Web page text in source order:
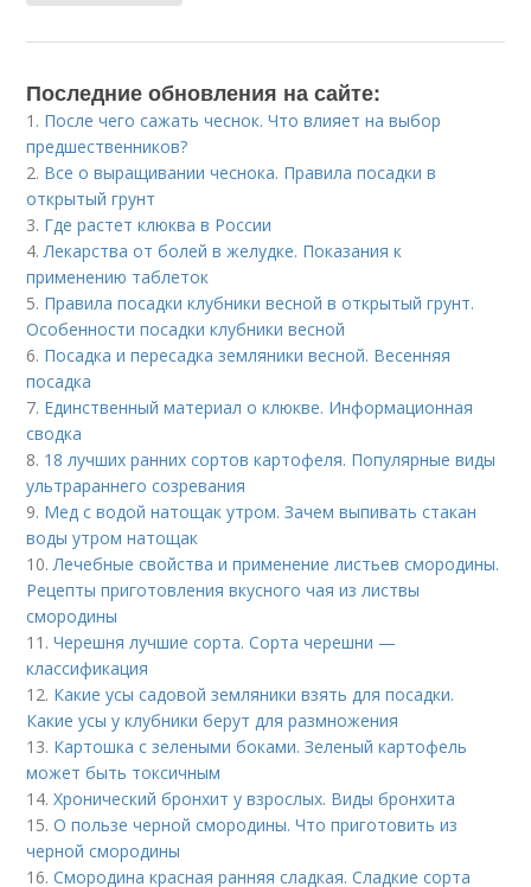
Последние обновления на сайте:
1. После чего сажать чеснок. Что влияет на выбор
предшественников?
2. Все о выращивании чеснока. Правила посадки в
открытый грунт
3. Где растет клюква в России
4. Лекарства от болей в желудке. Показания к
применению таблеток
5. Правила посадки клубники весной в открытый грунт.
Особенности посадки клубники весной
6. Посадка и пересадка земляники весной. Весенняя
посадка
7. Единственный материал о клюкве. Информационная
сводка
8. 18 лучших ранних сортов картофеля. Популярные виды
ультрараннего созревания
9. Мед с водой натощак утром. Зачем выпивать стакан
воды утром натощак
10. Лечебные свойства и применение листьев смородины.
Рецепты приготовления вкусного чая из листвы
смородины
11.Черешня лучшие сорта. Сорта черешни —
классификация
12. Какие усы садовой земляники взять для посадки.
Какие усы у клубники берут для размножения
13. Картошка с зелеными боками. Зеленый картофель
может быть токсичным
14.Хронический бронхит у взрослых. Виды бронхита
15.О пользе черной смородины. Что приготовить из
черной смородины
16.Смородина красная ранняя сладкая. Сладкие сорта